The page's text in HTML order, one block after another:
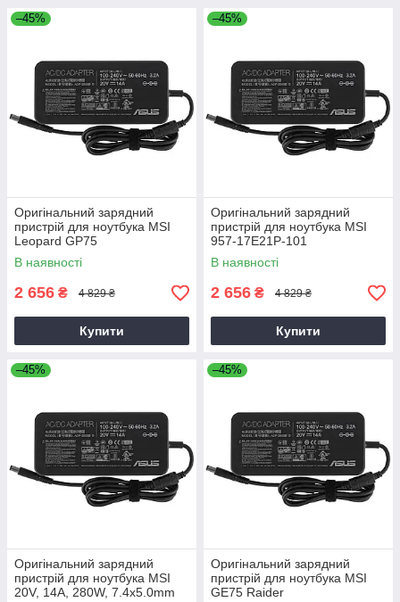
–45%
Оригінальний зарядний
пристрій для ноутбука MSI
Leopard GP75
В наявності
2 656 ₴ 4 829 ₴
Купити
–45%
Оригінальний зарядний
пристрій для ноутбука MSI
957-17E21P-101
В наявності
2 656 ₴ 4 829 ₴
Купити
–45%
Оригінальний зарядний
пристрій для ноутбука MSI
20V, 14A, 280W, 7.4x5.0mm
–45%
Оригінальний зарядний
пристрій для ноутбука MSI
GE75 Raider